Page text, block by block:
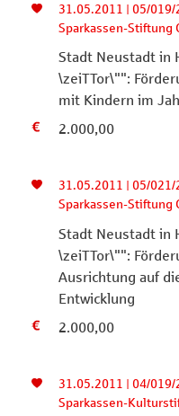
31.05.2011 | 05/019/
Sparkassen-Stiftung
Stadt Neustadt in
\zeiTTor\"":
mit Kindern im
2.000,00
31.05.2011 | 05/021/
Sparkassen-Stiftung
Stadt Neustadt in
\zeiTTor\"":
Ausrichtung auf
Entwicklung
2.000,00
31.05.2011 | 04/019/
Sparkassen-